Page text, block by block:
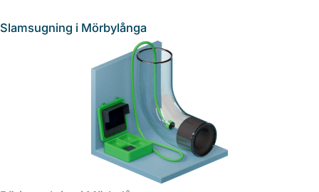
Slamsugning i Mörbylånga